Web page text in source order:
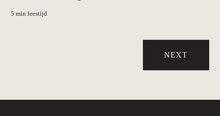
5 min leestijd
NEXT